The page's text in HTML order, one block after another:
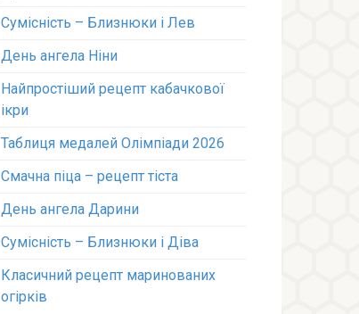
Сумісність – Близнюки і Лев
День ангела Ніни
Найпростіший рецепт кабачкової
ікри
Таблиця медалей Олімпіади 2026
Смачна піца – рецепт тіста
День ангела Дарини
Сумісність – Близнюки і Діва
Класичний рецепт маринованих
огірків